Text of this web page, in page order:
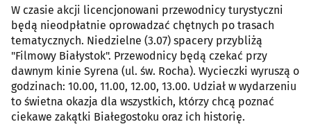
W czasie akcji licencjonowani przewodnicy turystyczni
będą nieodpłatnie oprowadzać chętnych po trasach
tematycznych. Niedzielne (3.07) spacery przybliżą
"Filmowy Białystok". Przewodnicy będą czekać przy
dawnym kinie Syrena (ul. św. Rocha). Wycieczki wyruszą o
godzinach: 10.00, 11.00, 12.00, 13.00. Udział w wydarzeniu
to świetna okazja dla wszystkich, którzy chcą poznać
ciekawe zakątki Białegostoku oraz ich historię.